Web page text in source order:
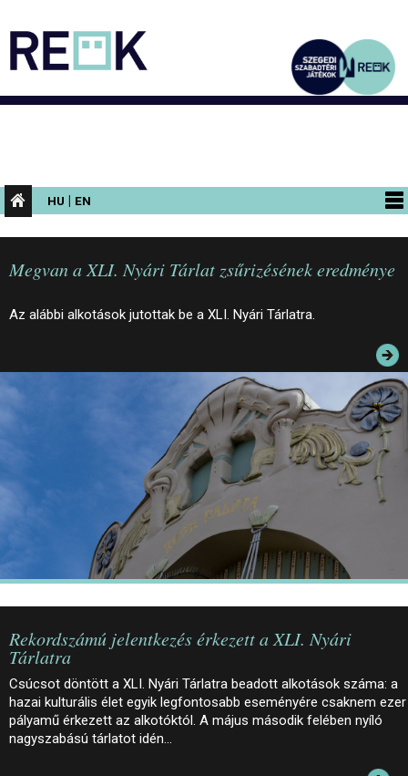
HU | EN
PROGRAMOK
KIÁLLÍTÁSOK
AZ ÉPÜLET
KONFERENCIA
JEGYEK
ELÉRHETŐSÉG
PALOTASÉTÁK ÉS VEZETÉSEK
KÖZÉRDEKŰ ADATOK
Megvan a XLI. Nyári Tárlat zsűrizésének eredménye
Az alábbi alkotások jutottak be a XLI. Nyári Tárlatra.
Rekordszámú jelentkezés érkezett a XLI. Nyári
Tárlatra
Csúcsot döntött a XLI. Nyári Tárlatra beadott alkotások száma: a
hazai kulturális élet egyik legfontosabb eseményére csaknem ezer
pályamű érkezett az alkotóktól. A május második felében nyíló
nagyszabású tárlatot idén…